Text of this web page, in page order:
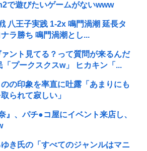
で遊びたいゲームがないwww
八王子実践 1-2x 鳴門渦潮 延長タ
ラ勝ち 鳴門渦潮とし...
ント見てる？って質問が来るんだ
プークスクスw」 ヒカキン「...
の印象を率直に吐露「あまりにも
られて寂しい」
』、パチ●コ屋にイベント来店し、
き氏の「すべてのジャンルはマニ